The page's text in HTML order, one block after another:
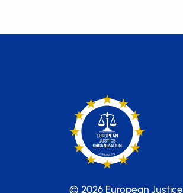
© 2026 European Justice